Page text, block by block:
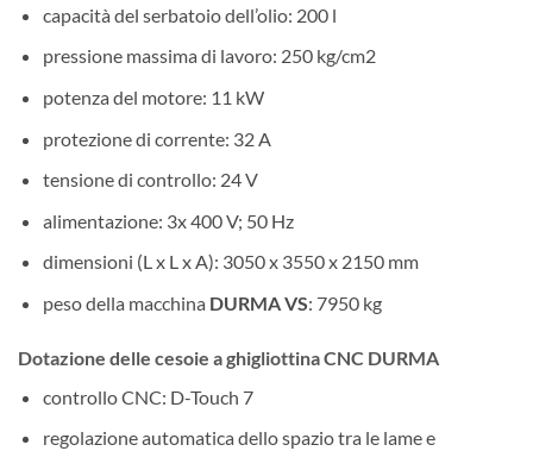
capacità del serbatoio dell’olio: 200 l
pressione massima di lavoro: 250 kg/cm2
potenza del motore: 11 kW
protezione di corrente: 32 A
tensione di controllo: 24 V
alimentazione: 3x 400 V; 50 Hz
dimensioni (L x L x A): 3050 x 3550 x 2150 mm
peso della macchina DURMA VS: 7950 kg
Dotazione delle cesoie a ghigliottina CNC DURMA
controllo CNC: D-Touch 7
regolazione automatica dello spazio tra le lame e